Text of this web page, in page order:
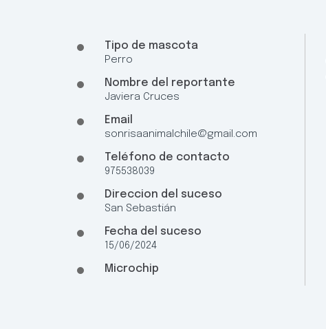
Tipo de mascota
Perro
Nombre del reportante
Javiera Cruces
Email
sonrisaanimalchile@gmail.com
Teléfono de contacto
975538039
Direccion del suceso
San Sebastián
Fecha del suceso
15/06/2024
Microchip